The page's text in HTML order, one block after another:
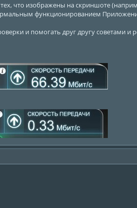
что изображены на скриншоте
функционированием
и помогать друг другу советами и